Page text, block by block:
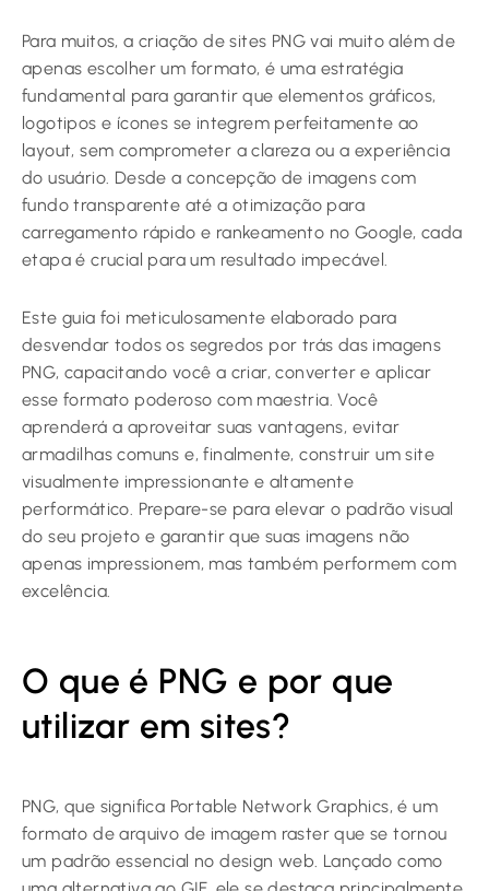
Para muitos, a criação de sites PNG vai muito além de
apenas escolher um formato, é uma estratégia
fundamental para garantir que elementos gráficos,
logotipos e ícones se integrem perfeitamente ao
layout, sem comprometer a clareza ou a experiência
do usuário. Desde a concepção de imagens com
fundo transparente até a otimização para
carregamento rápido e rankeamento no Google, cada
etapa é crucial para um resultado impecável.
Este guia foi meticulosamente elaborado para
desvendar todos os segredos por trás das imagens
PNG, capacitando você a criar, converter e aplicar
esse formato poderoso com maestria. Você
aprenderá a aproveitar suas vantagens, evitar
armadilhas comuns e, finalmente, construir um site
visualmente impressionante e altamente
performático. Prepare-se para elevar o padrão visual
do seu projeto e garantir que suas imagens não
apenas impressionem, mas também performem com
excelência.
O que é PNG e por que
utilizar em sites?
PNG, que significa Portable Network Graphics, é um
formato de arquivo de imagem raster que se tornou
um padrão essencial no design web. Lançado como